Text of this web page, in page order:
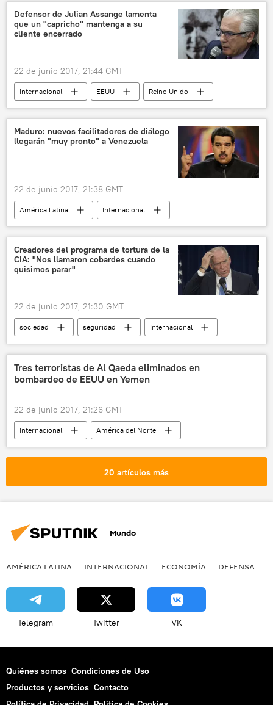
noticias
Defensor de Julian Assange lamenta
que un "capricho" mantenga a su
cliente encerrado
22 de junio 2017, 21:44 GMT
Internacional EEUU
Reino Unido
Julian Assange
noticias
Maduro: nuevos facilitadores de diálogo
llegarán "muy pronto" a Venezuela
22 de junio 2017, 21:38 GMT
América Latina
Internacional
Venezuela
Nicolás Maduro noticias
Creadores del programa de tortura de la
CIA: "Nos llamaron cobardes cuando
quisimos parar"
22 de junio 2017, 21:30 GMT
sociedad seguridad
Internacional
América del Norte
EEUU
psicología
torturas
insultos
terrorismo
noticias
Tres terroristas de Al Qaeda eliminados en
bombardeo de EEUU en Yemen
22 de junio 2017, 21:26 GMT
Internacional
América del Norte
🌍 Oriente Medio
EEUU
Yemen
20 artículos más
Mundo
AMÉRICA LATINA INTERNACIONAL ECONOMÍA DEFENSA
Telegram Twitter VK
Quiénes somos Condiciones de Uso
Productos y servicios Contacto